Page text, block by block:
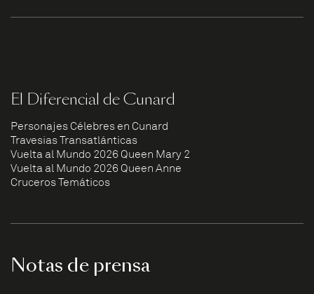
El Diferencial de Cunard
Personajes Célebres en Cunard
Travesías Transatlánticas
Vuelta al Mundo 2026 Queen Mary 2
Vuelta al Mundo 2026 Queen Anne
Cruceros Temáticos
Notas de prensa